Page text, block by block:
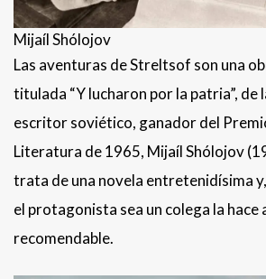
Mijaíl Shólojov
Las aventuras de Streltsof son una
titulada “Y lucharon por la patria”, de
escritor soviético, ganador del
Literatura de 1965, Mijaíl Shólojov
trata de una novela entretenidísima
el protagonista sea un colega la hace
recomendable.